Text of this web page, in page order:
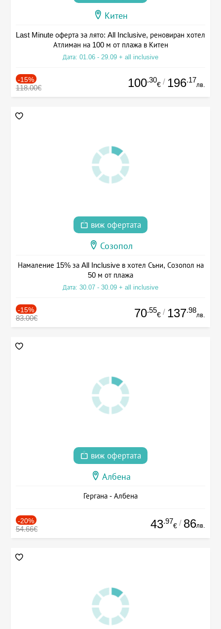
Китен
Last Minute оферта за лято: All Inclusive, реновиран хотел
Атлиман на 100 м от плажа в Китен
Дата: 01.06 - 29.09 + all inclusive
-15%
118.00€ 100.30
€ / 196.17
лв.
виж офертата
Созопол
Намаление 15% за All Inclusive в хотел Съни, Созопол на
50 м от плажа
Дата: 30.07 - 30.09 + all inclusive
-15%
83.00€ 70.55
€ / 137.98
лв.
виж офертата
Албена
Гергана - Албена
-20%
54.66€ 43.97
€ / 86лв.